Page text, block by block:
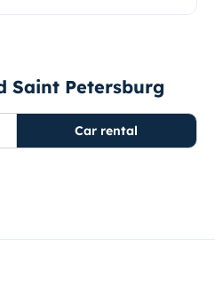
Saint Petersburg
Car rental